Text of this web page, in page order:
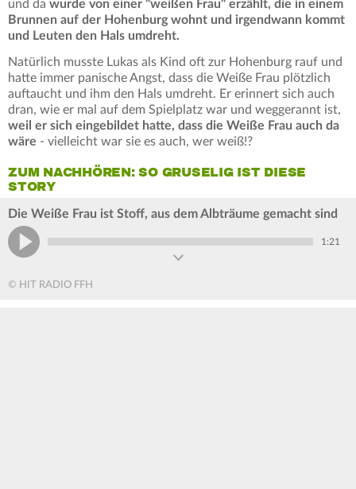
und da wurde von einer "weißen Frau" erzählt, die in einem
Brunnen auf der Hohenburg wohnt und irgendwann kommt
und Leuten den Hals umdreht.
Natürlich musste Lukas als Kind oft zur Hohenburg rauf und
hatte immer panische Angst, dass die Weiße Frau plötzlich
auftaucht und ihm den Hals umdreht. Er erinnert sich auch
dran, wie er mal auf dem Spielplatz war und weggerannt ist,
weil er sich eingebildet hatte, dass die Weiße Frau auch da
wäre - vielleicht war sie es auch, wer weiß!?
ZUM NACHHÖREN: SO GRUSELIG IST DIESE
STORY
Die Weiße Frau ist Stoff, aus dem Albträume gemacht sind
1:21
© HIT RADIO FFH